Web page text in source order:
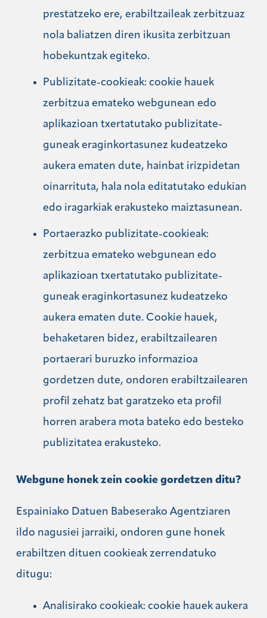
prestatzeko ere, erabiltzaileak zerbitzuaz
nola baliatzen diren ikusita zerbitzuan
hobekuntzak egiteko.
Publizitate-cookieak: cookie hauek
zerbitzua emateko webgunean edo
aplikazioan txertatutako publizitate-
guneak eraginkortasunez kudeatzeko
aukera ematen dute, hainbat irizpidetan
oinarrituta, hala nola editatutako edukian
edo iragarkiak erakusteko maiztasunean.
Portaerazko publizitate-cookieak:
zerbitzua emateko webgunean edo
aplikazioan txertatutako publizitate-
guneak eraginkortasunez kudeatzeko
aukera ematen dute. Cookie hauek,
behaketaren bidez, erabiltzailearen
portaerari buruzko informazioa
gordetzen dute, ondoren erabiltzailearen
profil zehatz bat garatzeko eta profil
horren arabera mota bateko edo besteko
publizitatea erakusteko.
Webgune honek zein cookie gordetzen ditu?
Espainiako Datuen Babeserako Agentziaren
ildo nagusiei jarraiki, ondoren gune honek
erabiltzen dituen cookieak zerrendatuko
ditugu:
Analisirako cookieak: cookie hauek aukera